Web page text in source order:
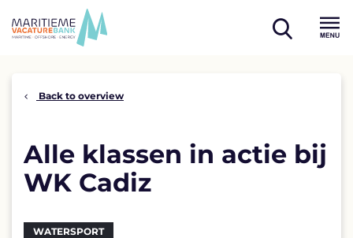
open
Back to overview
Alle klassen in actie bij
WK Cadiz
WATERSPORT